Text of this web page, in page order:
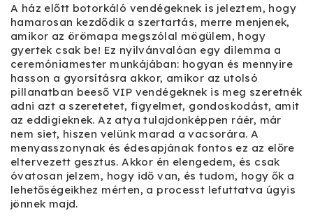
A ház előtt botorkáló vendégeknek is jeleztem, hogy
hamarosan kezdődik a szertartás, merre menjenek,
amikor az örömapa megszólal mögülem, hogy
gyertek csak be! Ez nyilvánvalóan egy dilemma a
ceremóniamester munkájában: hogyan és mennyire
hasson a gyorsításra akkor, amikor az utolsó
pillanatban beeső VIP vendégeknek is meg szeretnék
adni azt a szeretetet, figyelmet, gondoskodást, amit
az eddigieknek. Az atya tulajdonképpen ráér, már
nem siet, hiszen velünk marad a vacsorára. A
menyasszonynak és édesapjának fontos ez az előre
eltervezett gesztus. Akkor én elengedem, és csak
óvatosan jelzem, hogy idő van, és tudom, hogy ők a
lehetőségeikhez mérten, a processt lefuttatva úgyis
jönnek majd.